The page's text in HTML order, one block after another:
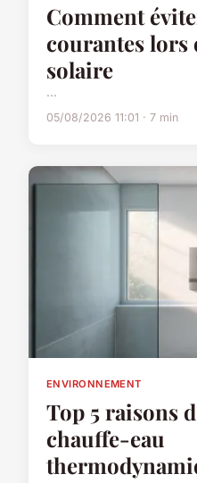
Comment
courantes
solaire
...
05/08/2026 11:01 · 7 min
ENVIRONNEMENT
Top 5 raisons
chauffe-eau